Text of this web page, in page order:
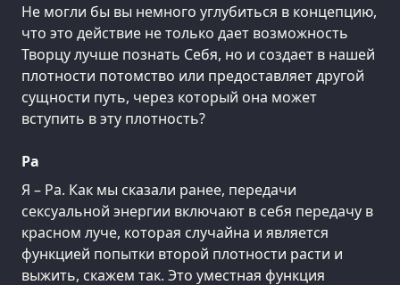
Не могли бы вы немного углубиться в концепцию,
что это действие не только дает возможность
Творцу лучше познать Себя, но и создает в нашей
плотности потомство или предоставляет другой
сущности путь, через который она может
вступить в эту плотность?
Ра
Я – Ра. Как мы сказали ранее, передачи
сексуальной энергии включают в себя передачу в
красном луче, которая случайна и является
функцией попытки второй плотности расти и
выжить, скажем так. Это уместная функция